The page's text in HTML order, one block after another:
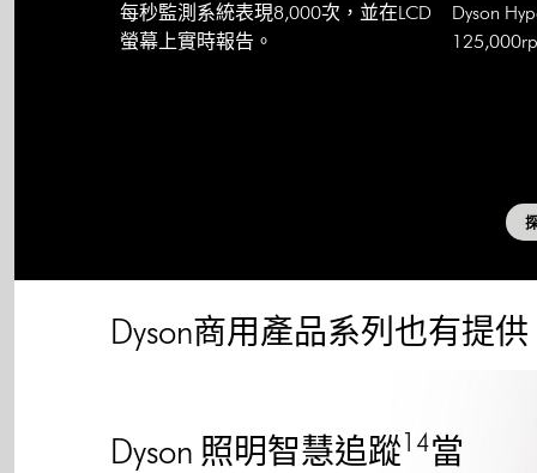
每秒監測系統表現8,000次，並在LCD
螢幕上實時報告。
Dyson
Dyson商用產品系列也有提供
Dyson 照明智慧追蹤14當